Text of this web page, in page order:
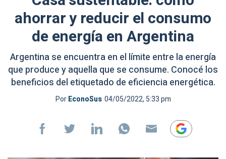
ahorrar y reducir el consumo
de energía en Argentina
Argentina se encuentra en el límite entre la energía
que produce y aquella que se consume. Conocé los
beneficios del etiquetado de eficiencia energética.
PorEconoSus 04/05/2022, 5:33 pm